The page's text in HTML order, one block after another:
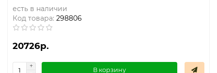
есть в наличии
Код товара: 298806
20726р.
В корзину